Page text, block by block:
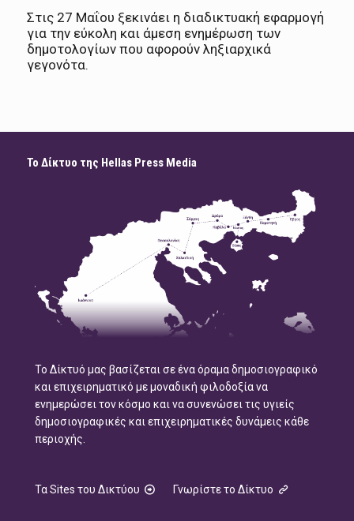
Στις 27 Μαΐου ξεκινάει η διαδικτυακή εφαρμογή
για την εύκολη και άμεση ενημέρωση των
δημοτολογίων που αφορούν ληξιαρχικά
γεγονότα.
Το Δίκτυο της Hellas Press Media
Το Δίκτυό μας βασίζεται σε ένα όραμα δημοσιογραφικό
και επιχειρηματικό με μοναδική φιλοδοξία να
ενημερώσει τον κόσμο και να συνενώσει τις υγιείς
δημοσιογραφικές και επιχειρηματικές δυνάμεις κάθε
περιοχής.
Τα Sites του Δικτύου Γνωρίστε το Δίκτυο